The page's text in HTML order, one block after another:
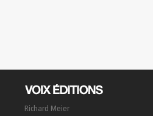
Richard Meier